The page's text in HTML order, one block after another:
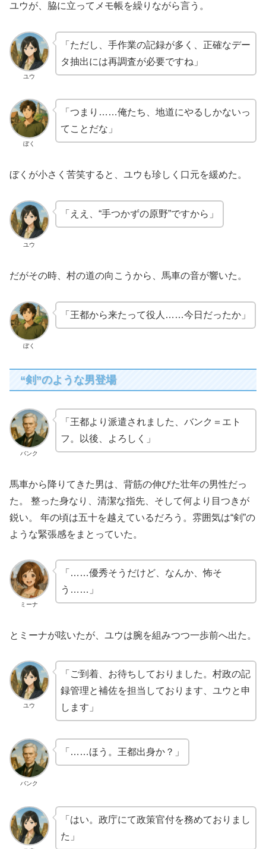
ユウが、脇に立ってメモ帳を繰りながら言う。
ユウ
「ただし、手作業の記録が多く、正確なデー
タ抽出には再調査が必要ですね」
ぼく
「つまり……俺たち、地道にやるしかないっ
てことだな」
ぼくが小さく苦笑すると、ユウも珍しく口元を緩めた。
ユウ
「ええ、“手つかずの原野”ですから」
だがその時、村の道の向こうから、馬車の音が響いた。
ぼく
「王都から来たって役人……今日だったか」
“剣”のような男登場
バンク
「王都より派遣されました、バンク＝エト
フ。以後、よろしく」
馬車から降りてきた男は、背筋の伸びた壮年の男性だっ
た。 整った身なり、清潔な指先、そして何より目つきが
鋭い。 年の頃は五十を越えているだろう。雰囲気は“剣”の
ような緊張感をまとっていた。
ミーナ
「……優秀そうだけど、なんか、怖そ
う……」
とミーナが呟いたが、ユウは腕を組みつつ一歩前へ出た。
ユウ
「ご到着、お待ちしておりました。村政の記
録管理と補佐を担当しております、ユウと申
します」
バンク
「……ほう。王都出身か？」
「はい。政庁にて政策官付を務めておりまし
た」